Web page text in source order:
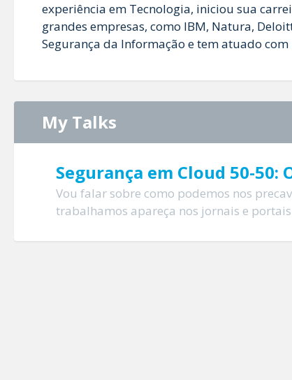
experiência em Tecnologia, iniciou sua
grandes empresas, como IBM, Natura,
Segurança da Informação e tem atuado
My Talks
Segurança em Cloud 50-
Vou falar sobre como podemos nos
trabalhamos apareça nos jornais e